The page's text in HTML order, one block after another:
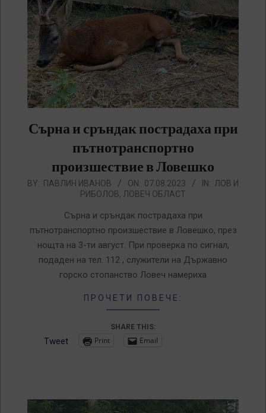
Сърна и сръндак пострадаха при
пътнотранспортно
произшествие в Ловешко
2023-
BY: ПАВЛИН ИВАНОВ ON: 07.08.2023 IN: ЛОВ И
РИБОЛОВ, ЛОВЕЧ ОБЛАСТ
Сърна и сръндак пострадаха при
пътнотранспортно произшествие в Ловешко, през
нощта на 3-ти август. При проверка по сигнал,
подаден на тел. 112 , служители на Държавно
горско стопанство Ловеч намериха
ПРОЧЕТИ ПОВЕЧЕ:
SHARE THIS:
Tweet Print Email